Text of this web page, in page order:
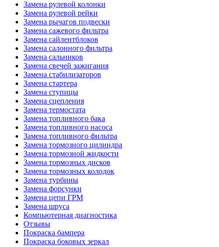
Замена рулевой колонки
Замена рулевой рейки
Замена рычагов подвески
Замена сажевого фильтра
Замена сайлентблоков
Замена салонного фильтра
Замена сальников
Замена свечей зажигания
Замена стабилизаторов
Замена стартера
Замена ступицы
Замена сцепления
Замена термостата
Замена топливного бака
Замена топливного насоса
Замена топливного фильтра
Замена тормозного цилиндра
Замена тормозной жидкости
Замена тормозных дисков
Замена тормозных колодок
Замена турбины
Замена форсунки
Замена цепи ГРМ
Замена шруса
Компьютерная диагностика
Отзывы
Покраска бампера
Покраска боковых зеркал